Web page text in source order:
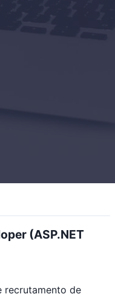
(ASP.NET
recrutamento de